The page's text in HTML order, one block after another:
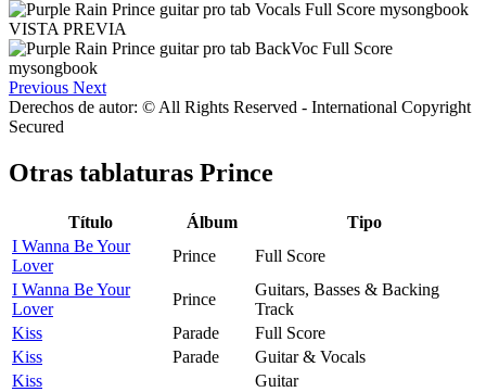
VISTA PREVIA
Previous Next
Derechos de autor: © All Rights Reserved - International Copyright
Secured
Otras tablaturas Prince
Título Álbum
Tipo
I Wanna Be Your
Lover
Prince
Full Score
I Wanna Be Your
Lover
Prince
Guitars, Basses & Backing
Track
Kiss
Parade
Full Score
Kiss
Parade
Guitar & Vocals
Kiss
Guitar